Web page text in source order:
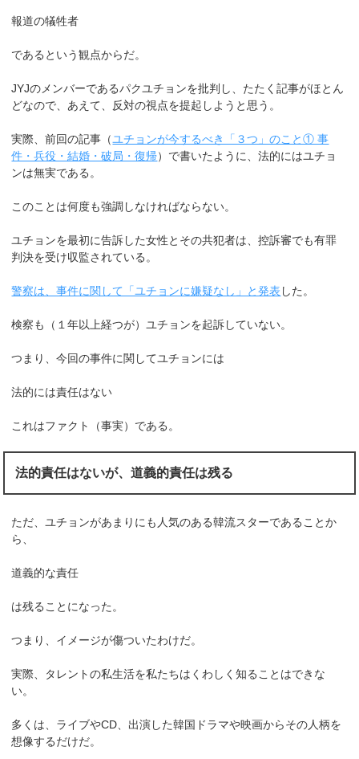
報道の犠牲者
であるという観点からだ。
JYJのメンバーであるパクユチョンを批判し、たたく記事がほとん
どなので、あえて、反対の視点を提起しようと思う。
実際、前回の記事（ユチョンが今するべき「３つ」のこと① 事
件・兵役・結婚・破局・復帰）で書いたように、法的にはユチョ
ンは無実である。
このことは何度も強調しなければならない。
ユチョンを最初に告訴した女性とその共犯者は、控訴審でも有罪
判決を受け収監されている。
警察は、事件に関して「ユチョンに嫌疑なし」と発表 した。
検察も（１年以上経つが）ユチョンを起訴していない。
つまり、今回の事件に関してユチョンには
法的には責任はない
これはファクト（事実）である。
法的責任はないが、道義的責任は残る
ただ、ユチョンがあまりにも人気のある韓流スターであることか
ら、
道義的な責任
は残ることになった。
つまり、イメージが傷ついたわけだ。
実際、タレントの私生活を私たちはくわしく知ることはできな
い。
多くは、ライブやCD、出演した韓国ドラマや映画からその人柄を
想像するだけだ。